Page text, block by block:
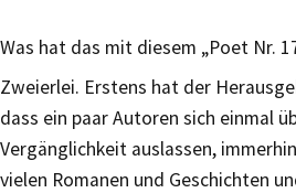
Was hat das mit diesem „Poet Nr.
Zweierlei. Erstens hat der
dass ein paar Autoren sich einmal
Vergänglichkeit auslassen,
vielen Romanen und Geschichten